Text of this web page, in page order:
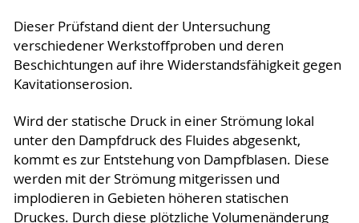
Dieser Prüfstand dient der Untersuchung
verschiedener Werkstoffproben und deren
Beschichtungen auf ihre Widerstandsfähigkeit gegen
Kavitationserosion.
Wird der statische Druck in einer Strömung lokal
unter den Dampfdruck des Fluides abgesenkt,
kommt es zur Entstehung von Dampfblasen. Diese
werden mit der Strömung mitgerissen und
implodieren in Gebieten höheren statischen
Druckes. Durch diese plötzliche Volumenänderung